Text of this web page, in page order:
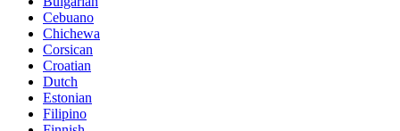
Cebuano
Chichewa
Corsican
Croatian
Dutch
Estonian
Filipino